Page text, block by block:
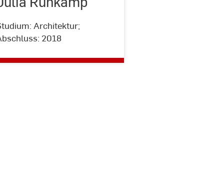
Architektur;
2018